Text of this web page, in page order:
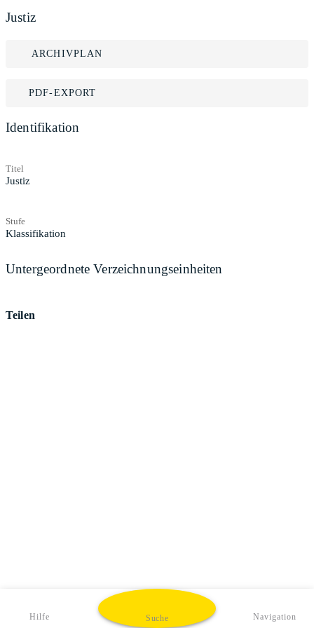
Justiz
ARCHIVPLAN
PDF-EXPORT
Identifikation
Titel
Justiz
Stufe
Klassifikation
Untergeordnete Verzeichnungseinheiten
Teilen
Hilfe Suche Navigation